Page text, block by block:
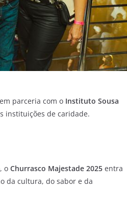
parceria com o Instituto Sousa
instituições de caridade.
o Churrasco Majestade 2025 entra
da cultura, do sabor e da